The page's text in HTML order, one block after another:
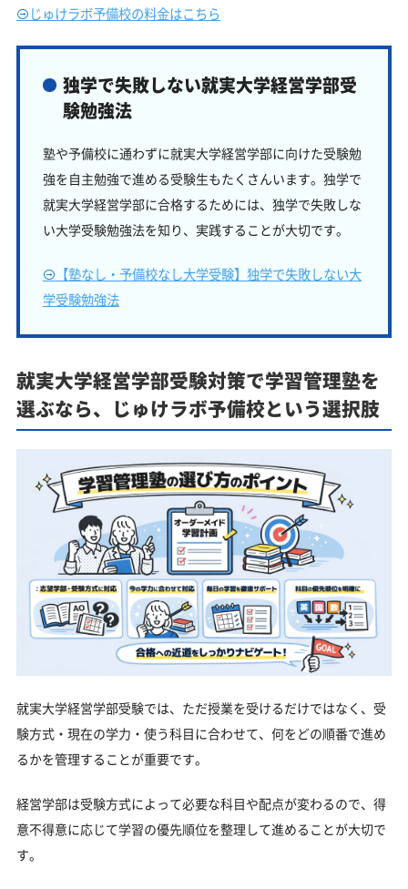
じゅけラボ予備校の料金はこちら
独学で失敗しない就実大学経営学部受
験勉強法
塾や予備校に通わずに就実大学経営学部に向けた受験勉
強を自主勉強で進める受験生もたくさんいます。独学で
就実大学経営学部に合格するためには、独学で失敗しな
い大学受験勉強法を知り、実践することが大切です。
【塾なし・予備校なし大学受験】独学で失敗しない大
学受験勉強法
就実大学経営学部受験対策で学習管理塾を
選ぶなら、じゅけラボ予備校という選択肢
就実大学経営学部受験では、ただ授業を受けるだけではなく、受
験方式・現在の学力・使う科目に合わせて、何をどの順番で進め
るかを管理することが重要です。
経営学部は受験方式によって必要な科目や配点が変わるので、得
意不得意に応じて学習の優先順位を整理して進めることが大切で
す。